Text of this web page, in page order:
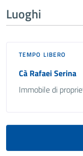
Luoghi
TEMPO LIBERO
Cà Rafaei Serina
Immobile di